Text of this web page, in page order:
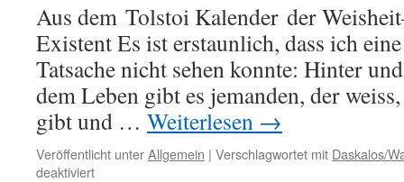
Aus dem Tolstoi Kalender der
Existent Es ist erstaunlich, dass ich
Tatsache nicht sehen konnte: Hinter
dem Leben gibt es jemanden, der
gibt und … Weiterlesen →
Veröffentlicht unterAllgemein | Verschlagwortet mit Daskalos/
deaktiviertfür